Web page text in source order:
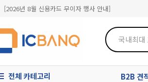
[2026년 8월 신용카드 무이자 행사 안내]
[마일리지 적립 및 사용 정책 개편 안내]
전체 카테고리 B2B 견